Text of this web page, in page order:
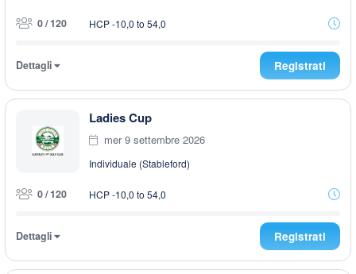
0 / 120 HCP -10,0 to 54,0
Dettagli Registrati
Ladies Cup
mer 9 settembre 2026
Individuale (Stableford)
0 / 120 HCP -10,0 to 54,0
Dettagli Registrati